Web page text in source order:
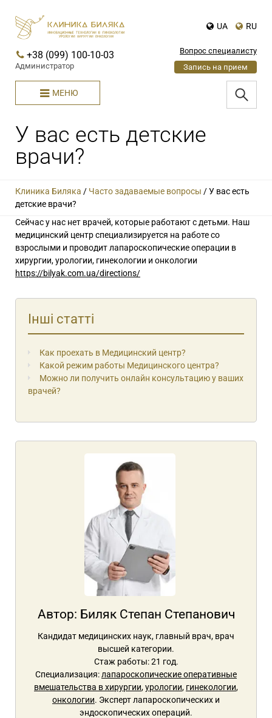
UA RU
+38 (099) 100-10-03
Администратор
Вопрос специалисту
Запись на прием
МЕНЮ
У вас есть детские
врачи?
Клиника Биляка / Часто задаваемые вопросы /У вас есть
детские врачи?
Сейчас у нас нет врачей, которые работают с детьми. Наш
медицинский центр специализируется на работе со
взрослыми и проводит лапароскопические операции в
хирургии, урологии, гинекологии и онкологии
https://bilyak.com.ua/directions/
Інші статті
Как проехать в Медицинский центр?
Какой режим работы Медицинского центра?
Можно ли получить онлайн консультацию у ваших
врачей?
Автор: Биляк Степан Степанович
Кандидат медицинских наук, главный врач, врач
высшей категории.
Стаж работы: 21 год.
Специализация:лапароскопические оперативные
вмешательства в хирургии,урологии, гинекологии,
онкологии. Эксперт лапароскопических и
эндоскопических операций.